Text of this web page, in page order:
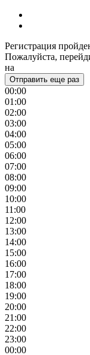
Регистрация
Пожалуйста,
на
Отправить еще раз
00:00
01:00
02:00
03:00
04:00
05:00
06:00
07:00
08:00
09:00
10:00
11:00
12:00
13:00
14:00
15:00
16:00
17:00
18:00
19:00
20:00
21:00
22:00
23:00
00:00